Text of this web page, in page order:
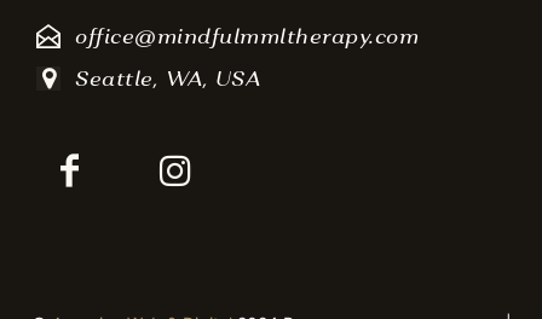
office@mindfulmmltherapy.com
Seattle, WA, USA